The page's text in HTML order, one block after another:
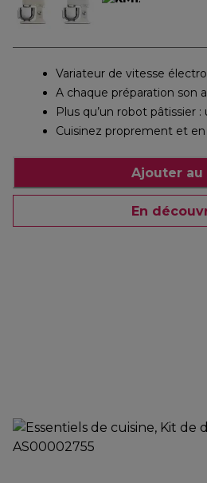
Variateur de vitesse
A chaque préparation son
Plus qu’un robot pâtissier
Cuisinez proprement et
Ajouter au
En